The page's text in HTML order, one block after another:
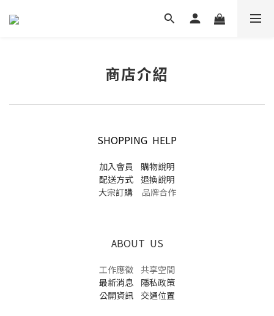
商店介紹
SHOPPING HELP
加入會員
購物說明
配送方式
退換說明
大宗訂購品牌合作
ABOUT US
工作應徵 共享空間
最新消息
隱私政策
公開資訊
交通位置